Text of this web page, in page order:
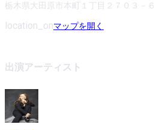
栃木県大田原市本町１丁目２７０３－６
location_onマップを開く
出演アーティスト